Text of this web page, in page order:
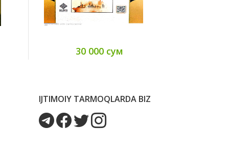
30 000 сум
IJTIMOIY TARMOQLARDA BIZ